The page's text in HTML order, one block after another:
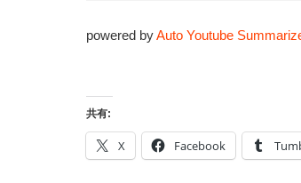
powered byAuto Youtube
共有:
X Facebook